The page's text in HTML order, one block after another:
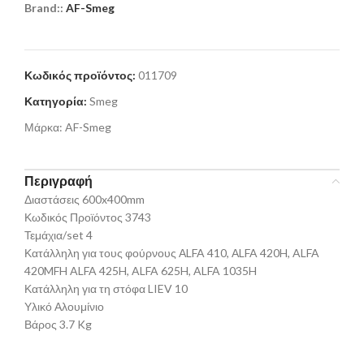
Brand:: AF-Smeg
Κωδικός προϊόντος: 011709
Κατηγορία: Smeg
Μάρκα: AF-Smeg
Περιγραφή
Διαστάσεις 600x400mm
Κωδικός Προϊόντος 3743
Τεμάχια/set 4
Κατάλληλη για τους φούρνους ΑLFA 410, ΑLFA 420H, ALFA
420MFH ALFA 425H, ALFA 625H, ALFA 1035H
Κατάλληλη για τη στόφα LIEV 10
Υλικό Αλουμίνιο
Βάρος 3.7 Kg